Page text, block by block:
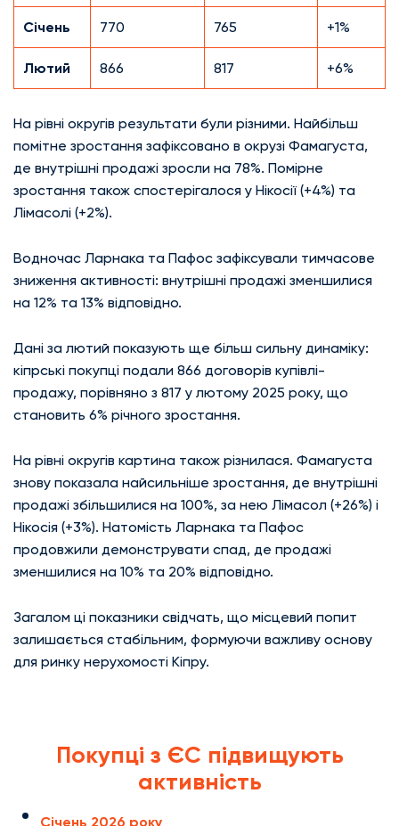
Січень 770 765 +1%
Лютий 866 817 +6%
На рівні округів результати були різними. Найбільш
помітне зростання зафіксовано в окрузі Фамагуста,
де внутрішні продажі зросли на 78%. Помірне
зростання також спостерігалося у Нікосії (+4%) та
Лімасолі (+2%).
Водночас Ларнака та Пафос зафіксували тимчасове
зниження активності: внутрішні продажі зменшилися
на 12% та 13% відповідно.
Дані за лютий показують ще більш сильну динаміку:
кіпрські покупці подали 866 договорів купівлі-
продажу, порівняно з 817 у лютому 2025 року, що
становить 6% річного зростання.
На рівні округів картина також різнилася. Фамагуста
знову показала найсильніше зростання, де внутрішні
продажі збільшилися на 100%, за нею Лімасол (+26%) і
Нікосія (+3%). Натомість Ларнака та Пафос
продовжили демонструвати спад, де продажі
зменшилися на 10% та 20% відповідно.
Загалом ці показники свідчать, що місцевий попит
залишається стабільним, формуючи важливу основу
для ринку нерухомості Кіпру.
Покупці з ЄС підвищують
активність
Січень 2026 року